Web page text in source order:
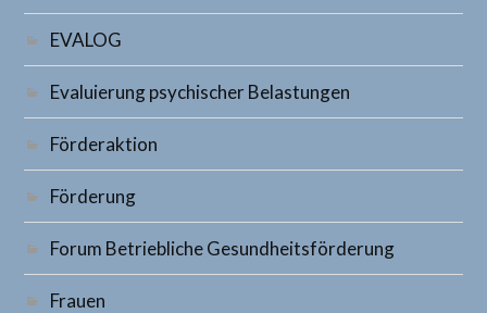
EVALOG
Evaluierung psychischer Belastungen
Förderaktion
Förderung
Forum Betriebliche Gesundheitsförderung
Frauen